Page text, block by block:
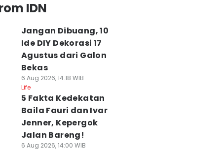
IDN
Jangan Dibuang, 10
Ide DIY Dekorasi 17
Agustus dari Galon
Bekas
6 Aug 2026, 14:18 WIB
Life
5 Fakta Kedekatan
Baila Fauri dan Ivar
Jenner, Kepergok
Jalan Bareng!
6 Aug 2026, 14:00 WIB